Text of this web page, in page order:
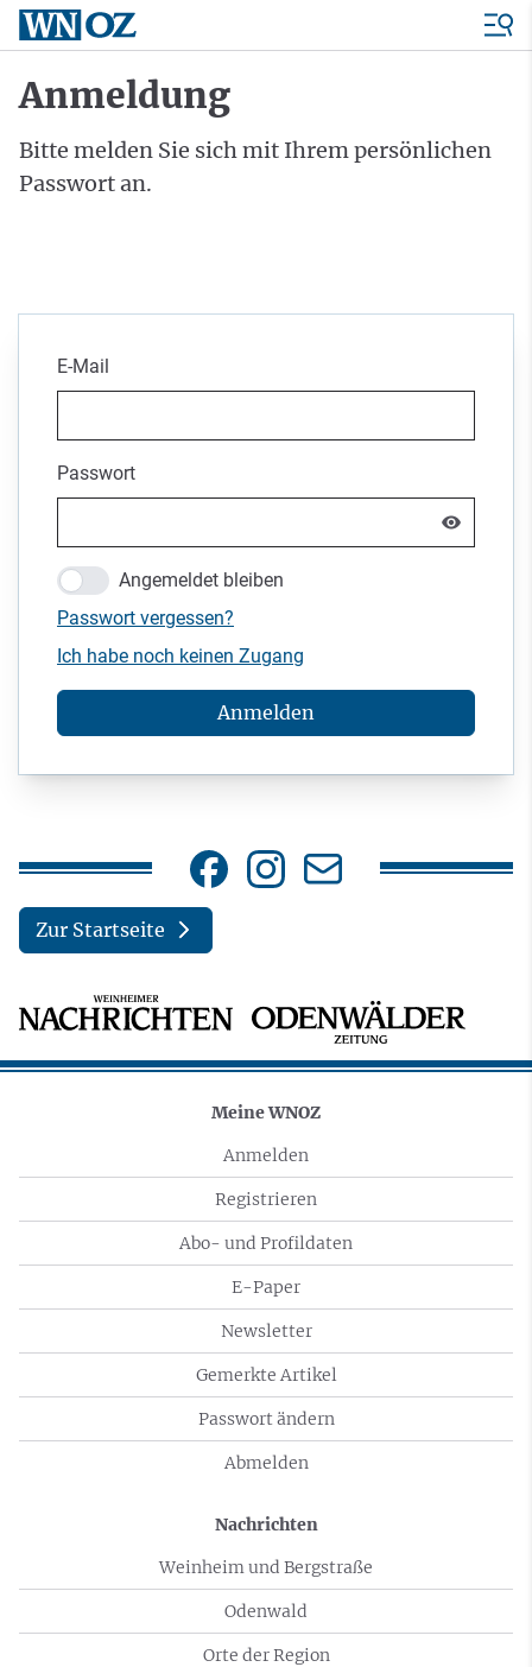
Anmeldung
Bitte melden Sie sich mit Ihrem persönlichen
Passwort an.
E-Mail
Passwort
Angemeldet bleiben
Passwort vergessen?
Ich habe noch keinen Zugang
Anmelden
Zur Startseite
Meine WNOZ
Anmelden
Registrieren
Abo- und Profildaten
E-Paper
Newsletter
Gemerkte Artikel
Passwort ändern
Abmelden
Nachrichten
Weinheim und Bergstraße
Odenwald
Orte der Region